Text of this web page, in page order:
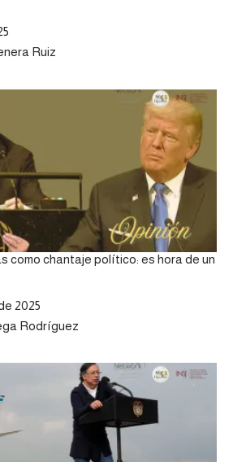
Ruiz
como chantaje político: es hora de un
2025
Rodríguez